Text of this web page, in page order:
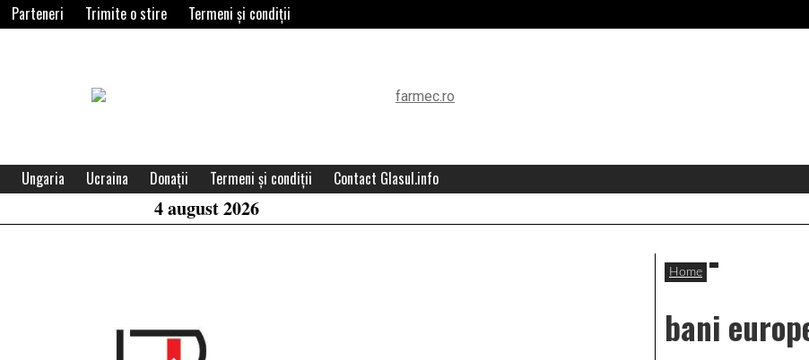
Parteneri Trimite o stire Termeni și condiții
Header
Area
Ungaria Ucraina Donații Termeni și condiții Contact Glasul.info
4 august 2026
Home
bani